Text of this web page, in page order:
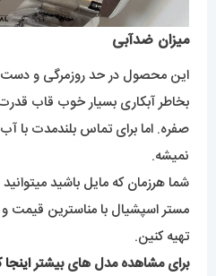
میزان ضدآبی
این محصول در حد روزمرگی و
بخاطر آبکاری بسیار خوب قاب
صفره. اما برای تماس بلندمدت با
نمیشه.
شما هرزمان که مایل باشید
مستر اسپشیال با مناسترین
تهیه کنین.
برای مشاهده مدل های بیشتر